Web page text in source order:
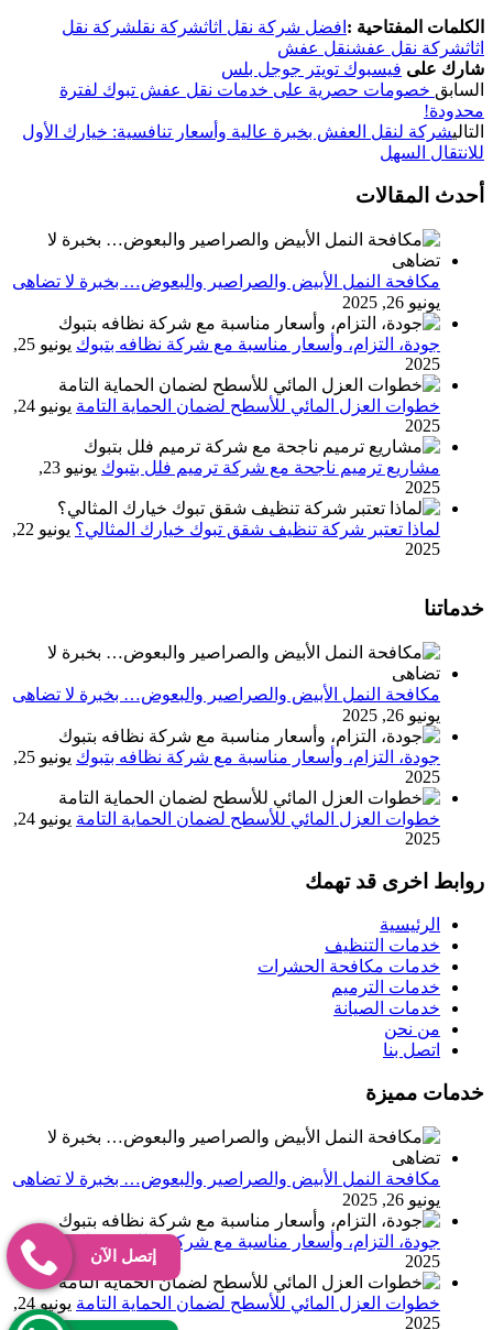
الكلمات المفتاحية : افضل شركة نقل اثاثشركة نقلشركة نقل
اثاثشركة نقل عفشنقل عفش
شارك على فيسبوك تويتر جوجل بلس
السابق خصومات حصرية على خدمات نقل عفش تبوك لفترة
محدودة!
التاليشركة لنقل العفش بخبرة عالية وأسعار تنافسية: خيارك الأول
للانتقال السهل
أحدث المقالات
مكافحة النمل الأبيض والصراصير والبعوض… بخبرة لا تضاهى
يونيو 26, 2025
جودة، التزام، وأسعار مناسبة مع شركة نظافه بتبوك
يونيو 25,
2025
خطوات العزل المائي للأسطح لضمان الحماية التامة
يونيو 24,
2025
مشاريع ترميم ناجحة مع شركة ترميم فلل بتبوك
يونيو 23,
2025
لماذا تعتبر شركة تنظيف شقق تبوك خيارك المثالي؟
يونيو 22,
2025
خدماتنا
مكافحة النمل الأبيض والصراصير والبعوض… بخبرة لا تضاهى
يونيو 26, 2025
جودة، التزام، وأسعار مناسبة مع شركة نظافه بتبوك
يونيو 25,
2025
خطوات العزل المائي للأسطح لضمان الحماية التامة
يونيو 24,
2025
روابط اخرى قد تهمك
الرئيسية
خدمات التنظيف
خدمات مكافحة الحشرات
خدمات الترميم
خدمات الصيانة
من نحن
اتصل بنا
خدمات مميزة
مكافحة النمل الأبيض والصراصير والبعوض… بخبرة لا تضاهى
يونيو 26, 2025
جودة، التزام، وأسعار مناسبة مع شركة نظافه بتبوك
يونيو 25,
2025
خطوات العزل المائي للأسطح لضمان الحماية التامة
يونيو 24,
2025
إتصل الآن